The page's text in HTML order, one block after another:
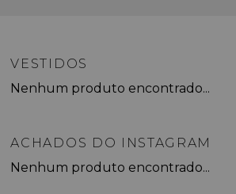
VESTIDOS
Nenhum produto encontrado...
ACHADOS DO INSTAGRAM
Nenhum produto encontrado...